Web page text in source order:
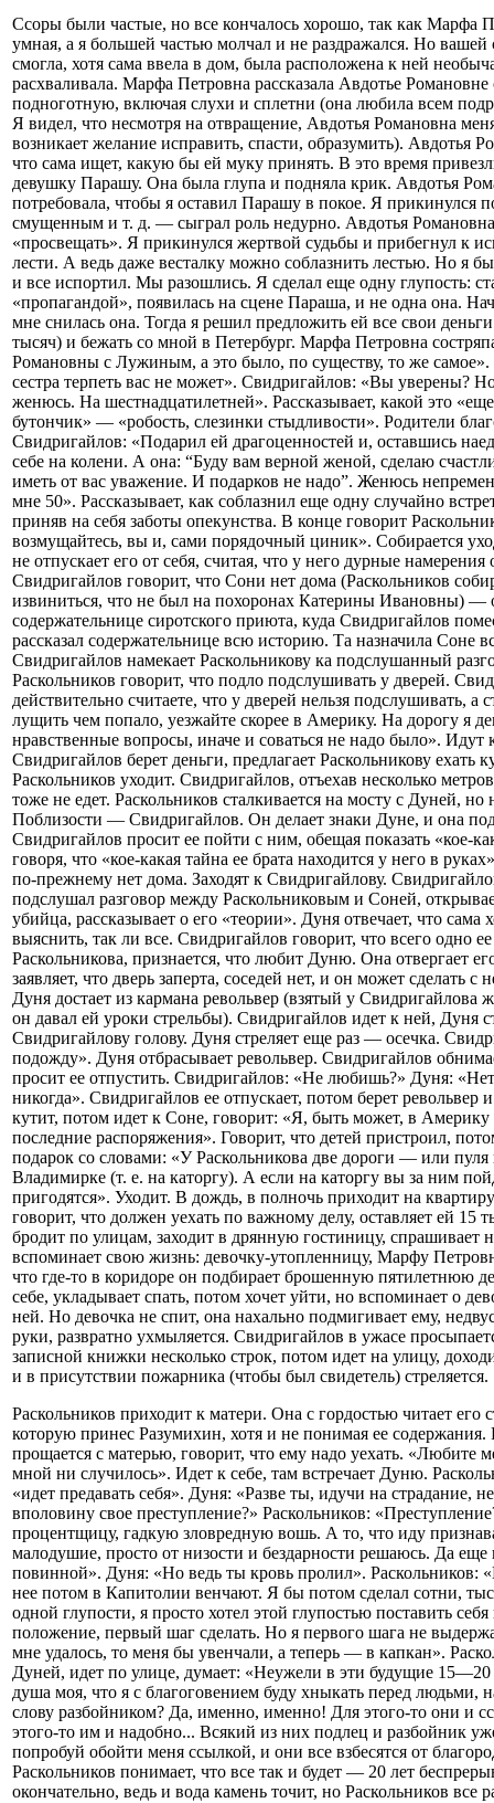
Ссоры были частые, но все кончалось хорошо, так как Марфа
умная, а я большей частью молчал и не раздражался. Но вашей
смогла, хотя сама ввела в дом, была расположена к ней
расхваливала. Марфа Петровна рассказала Авдотье
подноготную, включая слухи и сплетни (она любила всем
Я видел, что несмотря на отвращение, Авдотья Романовна
возникает желание исправить, спасти, образумить). Авдотья
что сама ищет, какую бы ей муку принять. В это время
девушку Парашу. Она была глупа и подняла крик. Авдотья
потребовала, чтобы я оставил Парашу в покое. Я прикинулся
смущенным и т. д. — сыграл роль недурно. Авдотья Романовна
«просвещать». Я прикинулся жертвой судьбы и прибегнул к
лести. А ведь даже весталку можно соблазнить лестью. Но я
и все испортил. Мы разошлись. Я сделал еще одну глупость:
«пропагандой», появилась на сцене Параша, и не одна она.
мне снилась она. Тогда я решил предложить ей все свои
тысяч) и бежать со мной в Петербург. Марфа Петровна
Романовны с Лужиным, а это было, по существу, то же самое».
сестра терпеть вас не может». Свидригайлов: «Вы уверены?
женюсь. На шестнадцатилетней». Рассказывает, какой это
бутончик» — «робость, слезинки стыдливости». Родители
Свидригайлов: «Подарил ей драгоценностей и, оставшись
себе на колени. А она: “Буду вам верной женой, сделаю
иметь от вас уважение. И подарков не надо”. Женюсь
мне 50». Рассказывает, как соблазнил еще одну случайно
приняв на себя заботы опекунства. В конце говорит
возмущайтесь, вы и, сами порядочный циник». Собирается
не отпускает его от себя, считая, что у него дурные
Свидригайлов говорит, что Сони нет дома (Раскольников
извиниться, что не был на похоронах Катерины Ивановны) —
содержательнице сиротского приюта, куда Свидригайлов
рассказал содержательнице всю историю. Та назначила Соне
Свидригайлов намекает Раскольникову ка подслушанный
Раскольников говорит, что подло подслушивать у дверей.
действительно считаете, что у дверей нельзя подслушивать,
лущить чем попало, уезжайте скорее в Америку. На дорогу я
нравственные вопросы, иначе и соваться не надо было». Идут
Свидригайлов берет деньги, предлагает Раскольникову ехать
Раскольников уходит. Свидригайлов, отъехав несколько
тоже не едет. Раскольников сталкивается на мосту с Дуней, но
Поблизости — Свидригайлов. Он делает знаки Дуне, и она
Свидригайлов просит ее пойти с ним, обещая показать «кое-
говоря, что «кое-какая тайна ее брата находится у него в
по-прежнему нет дома. Заходят к Свидригайлову.
подслушал разговор между Раскольниковым и Соней,
убийца, рассказывает о его «теории». Дуня отвечает, что сама
выяснить, так ли все. Свидригайлов говорит, что всего одно
Раскольникова, признается, что любит Дуню. Она отвергает
заявляет, что дверь заперта, соседей нет, и он может сделать с
Дуня достает из кармана револьвер (взятый у Свидригайлова
он давал ей уроки стрельбы). Свидригайлов идет к ней, Дуня
Свидригайлову голову. Дуня стреляет еще раз — осечка.
подожду». Дуня отбрасывает револьвер. Свидригайлов
просит ее отпустить. Свидригайлов: «Не любишь?» Дуня:
никогда». Свидригайлов ее отпускает, потом берет револьвер
кутит, потом идет к Соне, говорит: «Я, быть может, в Америку
последние распоряжения». Говорит, что детей пристроил,
подарок со словами: «У Раскольникова две дороги — или
Владимирке (т. е. на каторгу). А если на каторгу вы за ним
пригодятся». Уходит. В дождь, в полночь приходит на
говорит, что должен уехать по важному делу, оставляет ей 15
бродит по улицам, заходит в дрянную гостиницу, спрашивает
вспоминает свою жизнь: девочку-утопленницу, Марфу
что где-то в коридоре он подбирает брошенную пятилетнюю
себе, укладывает спать, потом хочет уйти, но вспоминает о
ней. Но девочка не спит, она нахально подмигивает ему,
руки, развратно ухмыляется. Свидригайлов в ужасе
записной книжки несколько строк, потом идет на улицу,
и в присутствии пожарника (чтобы был свидетель) стреляется.
Раскольников приходит к матери. Она с гордостью читает его
которую принес Разумихин, хотя и не понимая ее содержания.
прощается с матерью, говорит, что ему надо уехать. «Любите
мной ни случилось». Идет к себе, там встречает Дуню.
«идет предавать себя». Дуня: «Разве ты, идучи на страдание,
вполовину свое преступление?» Раскольников:
процентщицу, гадкую зловредную вошь. А то, что иду
малодушие, просто от низости и бездарности решаюсь. Да
повинной». Дуня: «Но ведь ты кровь пролил». Раскольников:
нее потом в Капитолии венчают. Я бы потом сделал сотни,
одной глупости, я просто хотел этой глупостью поставить
положение, первый шаг сделать. Но я первого шага не
мне удалось, то меня бы увенчали, а теперь — в капкан».
Дуней, идет по улице, думает: «Неужели в эти будущие 15—20
душа моя, что я с благоговением буду хныкать перед людьми,
слову разбойником? Да, именно, именно! Для этого-то они и
этого-то им и надобно... Всякий из них подлец и разбойник
попробуй обойти меня ссылкой, и они все взбесятся от
Раскольников понимает, что все так и будет — 20 лет
окончательно, ведь и вода камень точит, но Раскольников все